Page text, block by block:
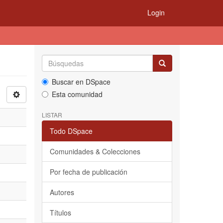
Login
Buscar en DSpace
Esta comunidad
LISTAR
Todo DSpace
Comunidades & Colecciones
Por fecha de publicación
Autores
Títulos